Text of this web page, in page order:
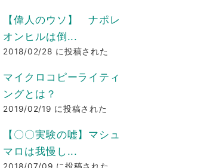
【偉人のウソ】 ナポレ
オンヒルは倒...
2018/02/28 に投稿された
マイクロコピーライティ
ングとは？
2019/02/19 に投稿された
【〇〇実験の嘘】マシュ
マロは我慢し...